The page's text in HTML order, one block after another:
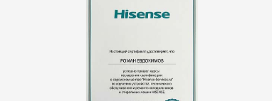
от 2550 ₽
от 1900 ₽